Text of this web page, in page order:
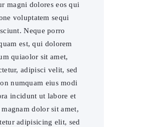
magni dolores eos qui
voluptatem sequi
Neque porro
est, qui dolorem
quiaolor sit amet,
adipisci velit, sed
numquam eius modi
incidunt ut labore et
dolor sit amet,
adipisicing elit, sed